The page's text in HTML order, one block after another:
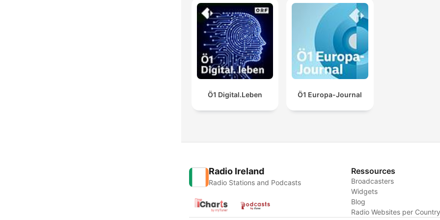
Ö1 Digital.Leben Ö1 Europa-Journal
Radio Ireland
Radio Stations and Podcasts
Ressources
Broadcasters
Widgets
Blog
Radio Websites per